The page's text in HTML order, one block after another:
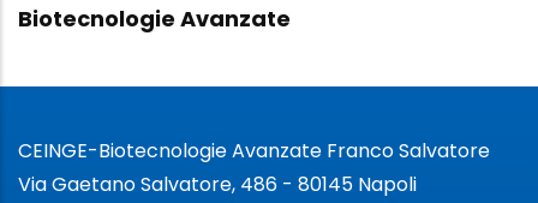
Biotecnologie Avanzate
CEINGE-Biotecnologie Avanzate Franco Salvatore
Via Gaetano Salvatore, 486 - 80145 Napoli